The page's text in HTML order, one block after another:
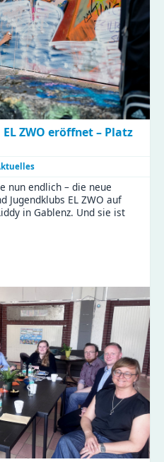
ZWO eröffnet – Platz
nun endlich – die neue
Jugendklubs EL ZWO auf
in Gablenz. Und sie ist